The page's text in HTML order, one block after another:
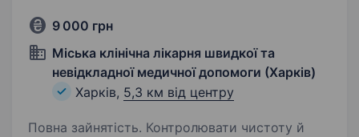
9 000 грн
Міська клінічна лікарня швидкої та
невідкладної медичної допомоги (Харків)
Харків, 5,3 км від центру
Повна зайнятість. Контролювати чистоту й